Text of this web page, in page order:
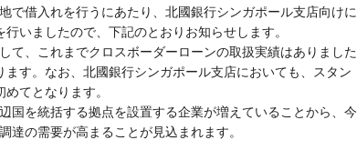
で借入れを行うにあたり、北國銀行シンガポール支店向けに
いましたので、下記のとおりお知らせします。
て、これまでクロスボーダーローンの取扱実績はありました
す。なお、北國銀行シンガポール支店においても、スタン
てとなります。
国を統括する拠点を設置する企業が増えていることから、今
達の需要が高まることが見込まれます。